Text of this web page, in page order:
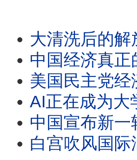
大清洗后的解放军构建新指挥系
中国经济真
美国民主党经济议题
AI正在成为大学生
中国宣布新一轮对美
白宫吹风国际油价